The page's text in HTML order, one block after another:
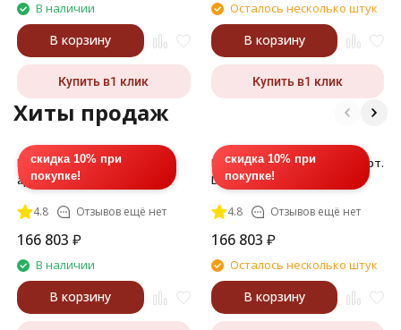
В наличии
В корзину
Купить в1 клик
Осталось несколько штук
В корзину
Купить в1 клик
Хиты продаж
скидка 10% при
покупке!
Полимер ДМ (DM), 217, 1 л,
арт. DM-020L-217
4.8 Отзывов ещё нет
166 803 ₽
В наличии
В корзину
скидка 10% при
покупке!
Полимер ДМ (DM) 219, 1 л, арт.
DM-010L-219
4.8 Отзывов ещё нет
166 803 ₽
Осталось несколько штук
В корзину